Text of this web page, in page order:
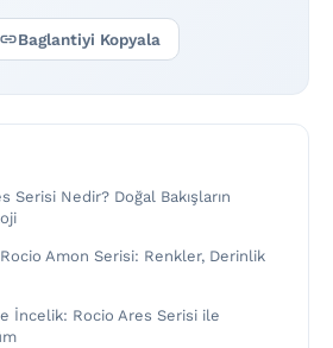
Baglantiyi Kopyala
Serisi Nedir? Doğal Bakışların
Amon Serisi: Renkler, Derinlik
İncelik: Rocio Ares Serisi ile